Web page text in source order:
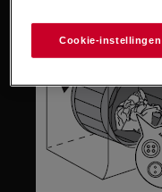
Cookie-instellingen